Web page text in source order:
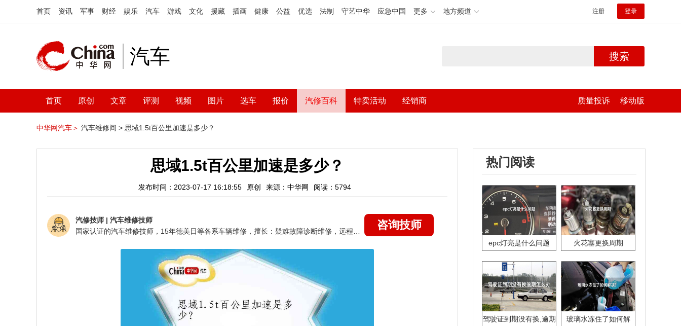
首页 资讯 军事 财经 娱乐 汽车 游戏 文化 援藏 插画 健康 公益 优选 法制 守艺中华 应急中国 更多 地方频道 注册 登录
汽车 搜索
首页 原创 文章 评测 视频 图片 选车 报价 汽修百科 特卖活动 经销商 质量投诉 移动版
中华网汽车＞ 汽车维修间 > 思域1.5t百公里加速是多少？
思域1.5t百公里加速是多少？
发布时间：2023-07-17 16:18:55 原创 来源：中华网 阅读：5794
汽修技师 | 汽车维修技师
咨询技师
热门阅读
epc灯亮是什么问题 火花塞更换周期
驾驶证到期没有换,逾期
玻璃水冻住了如何解